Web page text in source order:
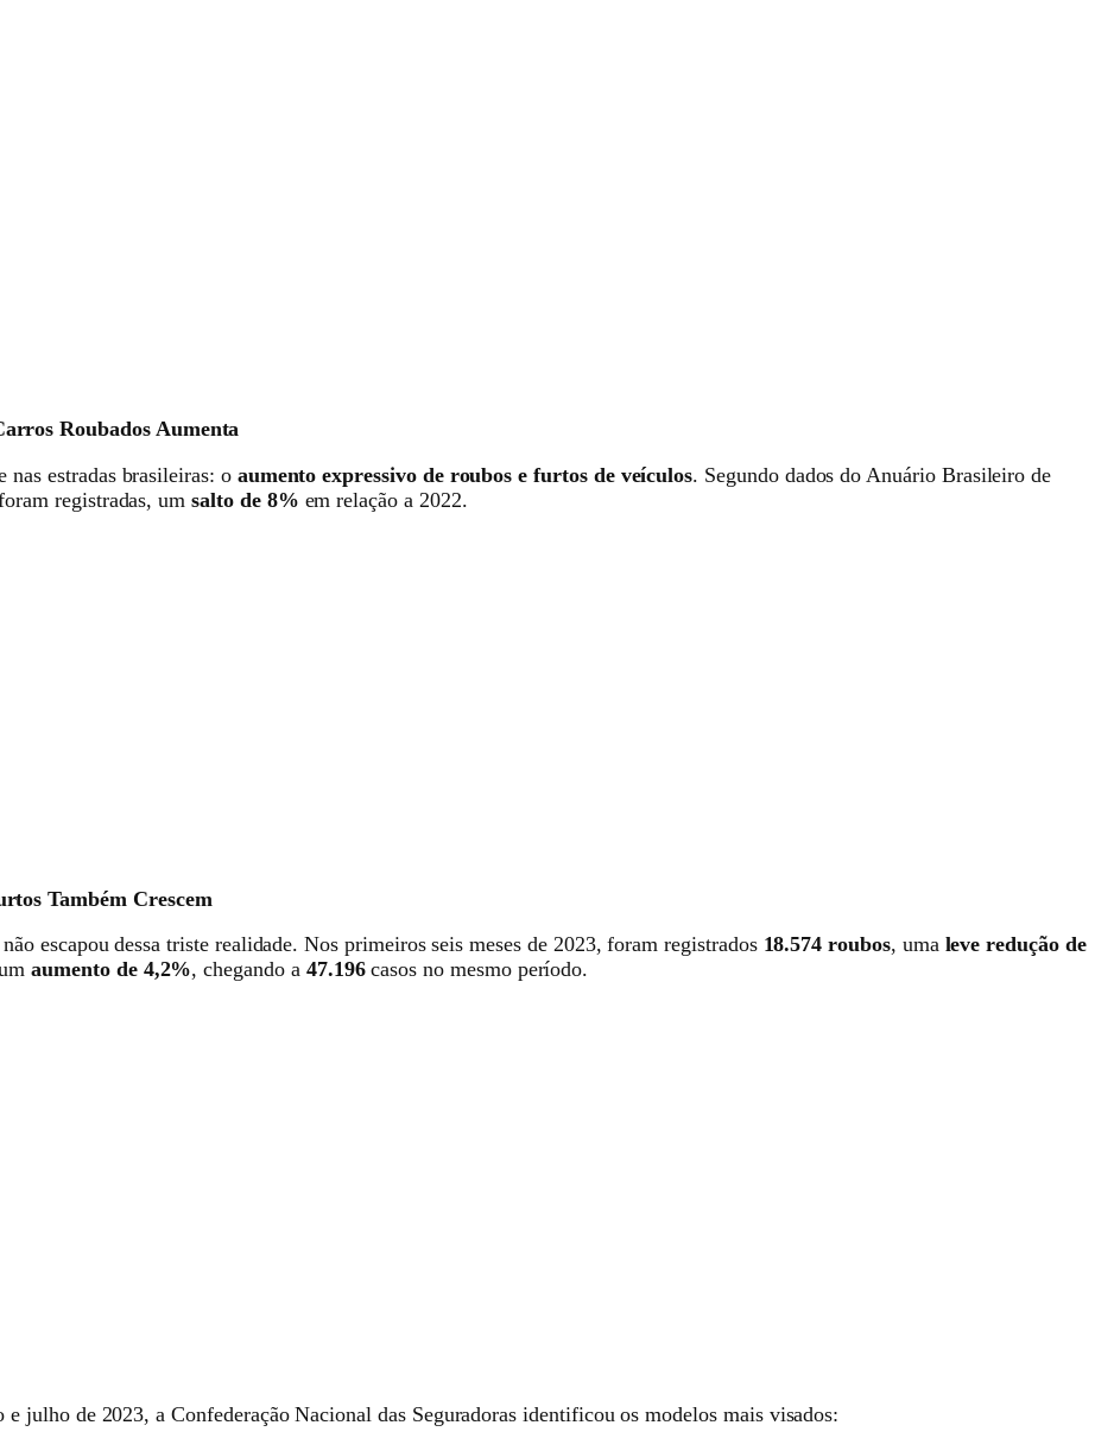
Roubados Aumenta
estradas brasileiras: o aumento expressivo de roubos e furtos de veículos. Segundo dados do Anuário Brasileiro de
registradas, umsalto de 8% em relação a 2022.
Também Crescem
escapou dessa triste realidade. Nos primeiros seis meses de 2023, foram registrados 18.574 roubos, uma leve redução de
aumento de 4,2%, chegando a 47.196casos no mesmo período.
julho de 2023, a Confederação Nacional das Seguradoras identificou os modelos mais visados: